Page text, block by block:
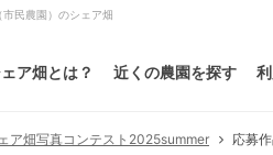
民農園）のシェア畑
ア畑とは？ 近くの農園を探す
ア畑写真コンテスト2025summer 応募